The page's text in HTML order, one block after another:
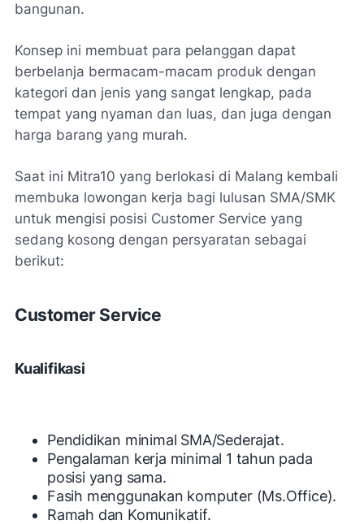
bangunan.
Konsep ini membuat para pelanggan dapat
berbelanja bermacam-macam produk dengan
kategori dan jenis yang sangat lengkap, pada
tempat yang nyaman dan luas, dan juga dengan
harga barang yang murah.
Saat ini Mitra10 yang berlokasi di Malang kembali
membuka lowongan kerja bagi lulusan SMA/SMK
untuk mengisi posisi Customer Service yang
sedang kosong dengan persyaratan sebagai
berikut:
Customer Service
Kualifikasi
Pendidikan minimal SMA/Sederajat.
Pengalaman kerja minimal 1 tahun pada
posisi yang sama.
Fasih menggunakan komputer (Ms.Office).
Ramah dan Komunikatif.